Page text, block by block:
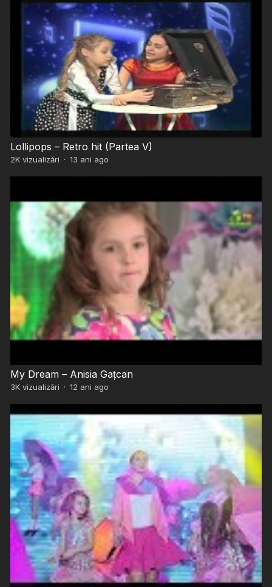
Lollipops – Retro hit (Partea V)
2Kvizualizări · 13 ani ago
My Dream – Anisia Gațcan
3Kvizualizări · 12 ani ago